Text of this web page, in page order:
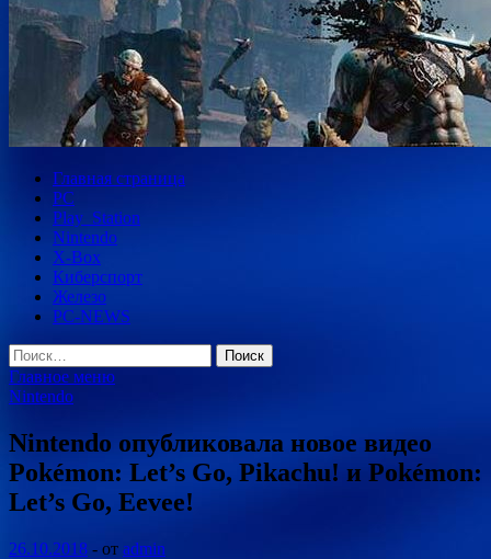
Главная страница
PC
Play_Station
Nintendo
X-Box
Киберспорт
Железо
PC-NEWS
Найти:
Главное меню
Nintendo
Nintendo опубликовала новое видео
Pokémon: Let’s Go, Pikachu! и Pokémon:
Let’s Go, Eevee!
26.10.2018 - от admin